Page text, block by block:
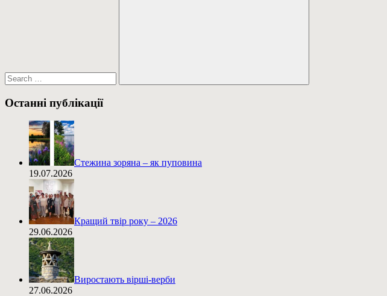
Пошук
Останні публікації
Стежина зоряна – як пуповина
19.07.2026
Кращий твір року – 2026
29.06.2026
Виростають вірші-верби
27.06.2026